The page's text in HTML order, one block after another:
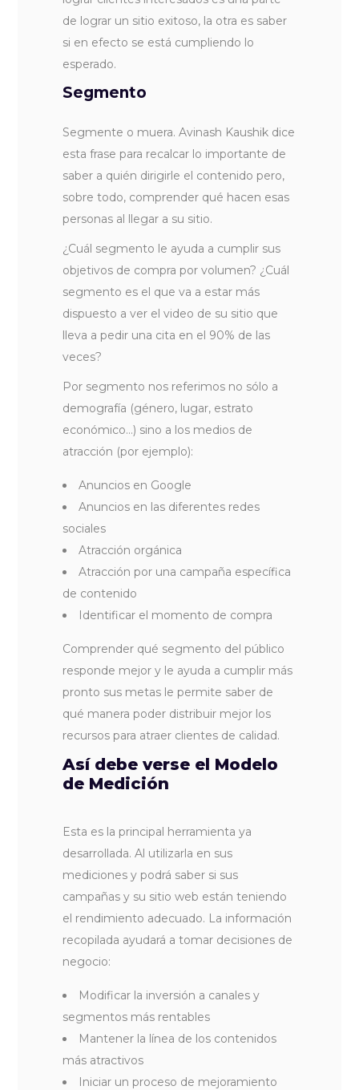
de lograr un sitio exitoso, la otra es saber
si en efecto se está cumpliendo lo
esperado.
Segmento
Segmente o muera. Avinash Kaushik dice
esta frase para recalcar lo importante de
saber a quién dirigirle el contenido pero,
sobre todo, comprender qué hacen esas
personas al llegar a su sitio.
¿Cuál segmento le ayuda a cumplir sus
objetivos de compra por volumen? ¿Cuál
segmento es el que va a estar más
dispuesto a ver el video de su sitio que
lleva a pedir una cita en el 90% de las
veces?
Por segmento nos referimos no sólo a
demografía (género, lugar, estrato
económico…) sino a los medios de
atracción (por ejemplo):
Anuncios en Google
Anuncios en las diferentes redes
sociales
Atracción orgánica
Atracción por una campaña específica
de contenido
Identificar el momento de compra
Comprender qué segmento del público
responde mejor y le ayuda a cumplir más
pronto sus metas le permite saber de
qué manera poder distribuir mejor los
recursos para atraer clientes de calidad.
Así debe verse el Modelo
de Medición
Esta es la principal herramienta ya
desarrollada. Al utilizarla en sus
mediciones y podrá saber si sus
campañas y su sitio web están teniendo
el rendimiento adecuado. La información
recopilada ayudará a tomar decisiones de
negocio:
Modificar la inversión a canales y
segmentos más rentables
Mantener la línea de los contenidos
más atractivos
Iniciar un proceso de mejoramiento